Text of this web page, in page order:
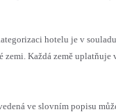
hotelu je v
zemi. Každá země
ve slovním popisu